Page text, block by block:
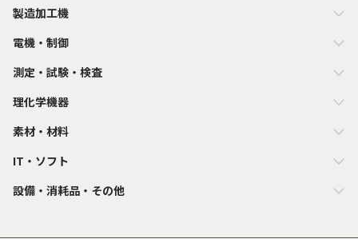
製造加工機
電機・制御
測定・試験・検査
理化学機器
素材・材料
IT・ソフト
設備・消耗品・その他